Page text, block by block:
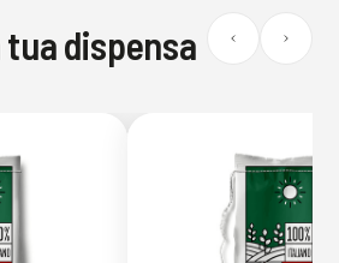
dispensa